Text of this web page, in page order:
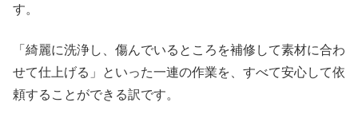
す。
「綺麗に洗浄し、傷んでいるところを補修して素材に合わ
せて仕上げる」といった一連の作業を、すべて安心して依
頼することができる訳です。